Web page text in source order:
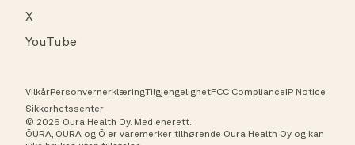
X
YouTube
VilkårPersonvernerklæringTilgjengelighetFCC Compliance IP Notice
Sikkerhetssenter
© 2026 Oura Health Oy. Med enerett.
ŌURA, OURA og Ō er varemerker tilhørende Oura Health Oy og kan